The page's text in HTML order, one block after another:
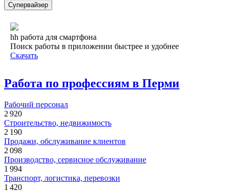
Супервайзер
hh работа для смартфона
Поиск работы в приложении быстрее и удобнее
Скачать
Работа по профессиям в Перми
Рабочий персонал
2 920
Строительство, недвижимость
2 190
Продажи, обслуживание клиентов
2 098
Производство, сервисное обслуживание
1 994
Транспорт, логистика, перевозки
1 420